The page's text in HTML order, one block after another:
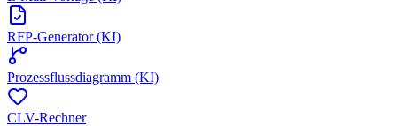
RFP-Generator (KI)
Prozessflussdiagramm (KI)
CLV-Rechner